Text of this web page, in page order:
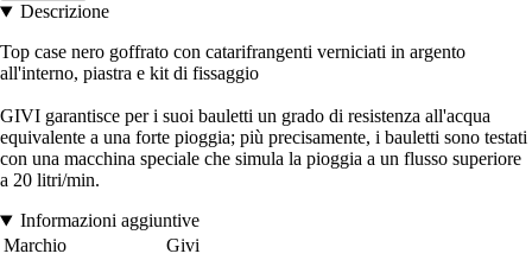
Descrizione
Top case nero goffrato con catarifrangenti verniciati in argento
all'interno, piastra e kit di fissaggio
GIVI garantisce per i suoi bauletti un grado di resistenza all'acqua
equivalente a una forte pioggia; più precisamente, i bauletti sono testati
con una macchina speciale che simula la pioggia a un flusso superiore
a 20 litri/min.
Informazioni aggiuntive
Marchio
Givi